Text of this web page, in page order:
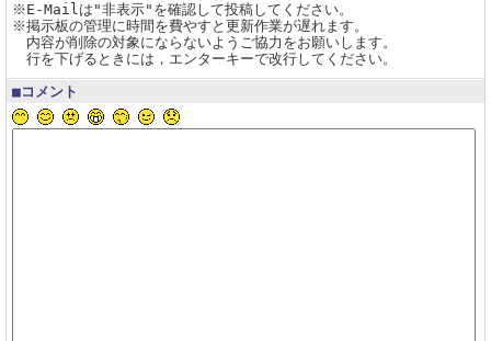
※E-Mailは"非表示"を確認して投稿してください。
※掲示板の管理に時間を費やすと更新作業が遅れます。
内容が削除の対象にならないようご協力をお願いします。
行を下げるときには，エンターキーで改行してください。
■コメント